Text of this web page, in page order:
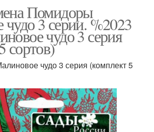
Помидоры
3 серии. %2023
чудо 3 серия
сортов)
чудо 3 серия (комплект 5